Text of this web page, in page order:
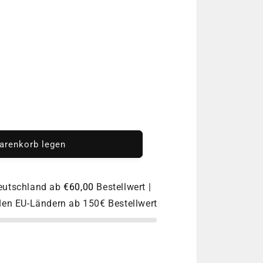
legen
ab€60,00 Bestellwert |
EU-Ländern ab 150€ Bestellwert